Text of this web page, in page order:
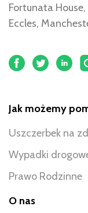
Fortunata
Eccles,
Jak możemy
Uszczerbek na
Wypadki
Prawo Rodzinne
O nas